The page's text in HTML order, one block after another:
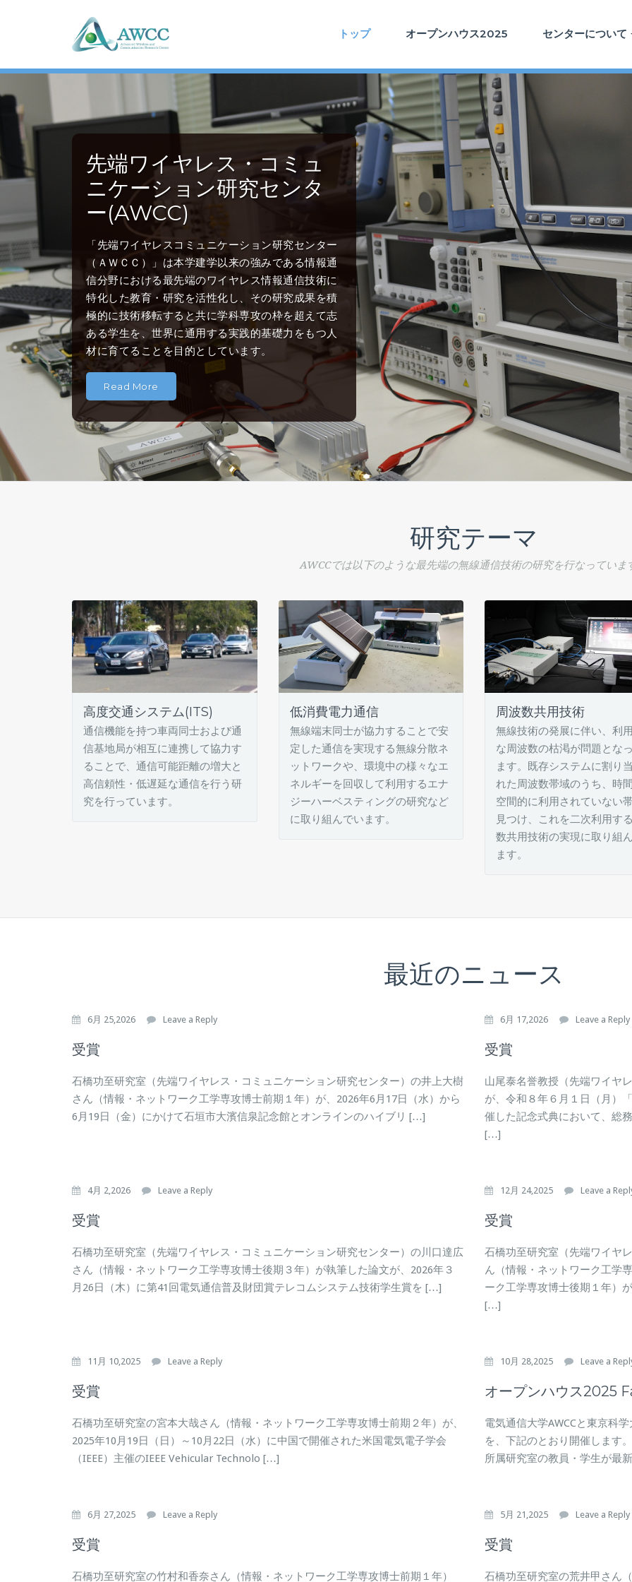
トップ オープンハウス2025 センターについて
先端ワイヤレス・コミュ
ニケーション研究センタ
ー(AWCC)
「先端ワイヤレスコミュニケーション研究センター
（ＡＷＣＣ）」は本学建学以来の強みである情報通
信分野における最先端のワイヤレス情報通信技術に
特化した教育・研究を活性化し、その研究成果を積
極的に技術移転すると共に学科専攻の枠を超えて志
ある学生を、世界に通用する実践的基礎力をもつ人
材に育てることを目的としています。
Read More
研究テーマ
AWCCでは以下のような最先端の無線通信技術の研究を行なっていま
高度交通システム(ITS)
通信機能を持つ車両同士および通
信基地局が相互に連携して協力す
ることで、通信可能距離の増大と
高信頼性・低遅延な通信を行う研
究を行っています。
低消費電力通信
無線端末同士が協力することで安
定した通信を実現する無線分散ネ
ットワークや、環境中の様々なエ
ネルギーを回収して利用するエナ
ジーハーベスティングの研究など
に取り組んでいます。
周波数共用技術
無線技術の発展に伴い、利
な周波数の枯渇が問題とな
ます。既存システムに割り
れた周波数帯域のうち、時
空間的に利用されていない
見つけ、これを二次利用す
数共用技術の実現に取り組
ます。
最近のニュース
6月 25,2026 Leave a Reply
受賞
石橋功至研究室（先端ワイヤレス・コミュニケーション研究センター）の井上大樹
さん（情報・ネットワーク工学専攻博士前期１年）が、2026年6月17日（水）から
6月19日（金）にかけて石垣市大濱信泉記念館とオンラインのハイブリ […]
6月 17,2026 Leave a Reply
受賞
山尾泰名誉教授（先端ワイヤ
が、令和８年６月１日（月）
催した記念式典において、総
[…]
4月 2,2026 Leave a Reply
受賞
石橋功至研究室（先端ワイヤレス・コミュニケーション研究センター）の川口達広
さん（情報・ネットワーク工学専攻博士後期３年）が執筆した論文が、2026年３
月26日（木）に第41回電気通信普及財団賞テレコムシステム技術学生賞を […]
12月 24,2025 Leave a
受賞
石橋功至研究室（先端ワイヤ
ん（情報・ネットワーク工学
ーク工学専攻博士後期１年）
[…]
11月 10,2025 Leave a Reply
受賞
石橋功至研究室の宮本大哉さん（情報・ネットワーク工学専攻博士前期２年）が、
2025年10月19日（日）～10月22日（水）に中国で開催された米国電気電子学会
（IEEE）主催のIEEE Vehicular Technolo […]
10月 28,2025 Leave a
オープンハウス2025
電気通信大学AWCCと東京科
を、下記のとおり開催します
所属研究室の教員・学生が最
6月 27,2025 Leave a Reply
受賞
石橋功至研究室の竹村和香奈さん（情報・ネットワーク工学専攻博士前期１年）
5月 21,2025 Leave a Reply
受賞
石橋功至研究室の荒井甲さん